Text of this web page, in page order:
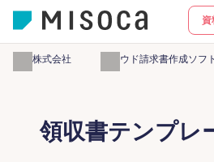
弥生株式会社 クラウド請求書作成ソフ
領収書テンプレ